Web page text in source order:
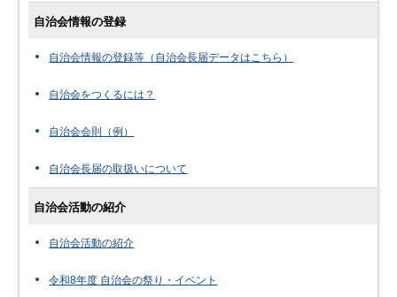
自治会情報の登録
自治会情報の登録等（自治会長届データはこちら）
自治会をつくるには？
自治会会則（例）
自治会長届の取扱いについて
自治会活動の紹介
自治会活動の紹介
令和8年度 自治会の祭り・イベント